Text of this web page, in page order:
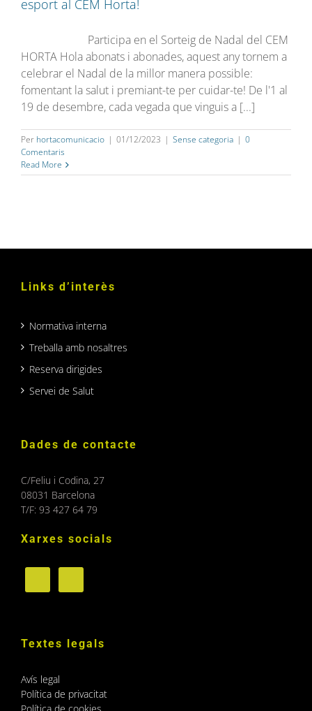
esport al CEM Horta!
Participa en el Sorteig de Nadal del CEM
HORTA Hola abonats i abonades, aquest any tornem a
celebrar el Nadal de la millor manera possible:
fomentant la salut i premiant-te per cuidar-te! De l'1 al
19 de desembre, cada vegada que vinguis a [...]
Per hortacomunicacio | 01/12/2023 | Sense categoria | 0
Comentaris
Read More
Links d’interès
Normativa interna
Treballa amb nosaltres
Reserva dirigides
Servei de Salut
Dades de contacte
C/Feliu i Codina, 27
08031 Barcelona
T/F: 93 427 64 79
Xarxes socials
Textes legals
Avís legal
Política de privacitat